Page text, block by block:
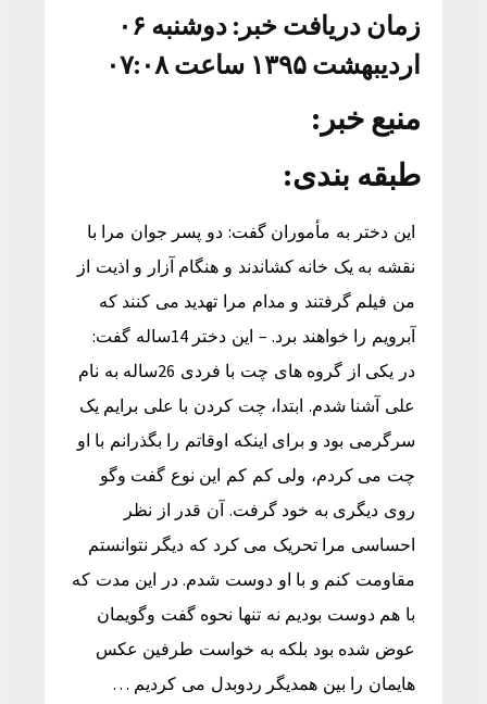
زمان دریافت خبر: دوشنبه ۰۶
اردیبهشت ۱۳۹۵ ساعت ۰۷:۰۸
منبع خبر:
طبقه بندی:
این دختر به مأموران گفت: دو پسر جوان مرا با
نقشه به یک خانه کشاندند و هنگام آزار و اذیت از
من فیلم گرفتند و مدام مرا تهدید می کنند که
آبرویم را خواهند برد. – این دختر 14ساله گفت:
در یکی از گروه های چت با فردی 26ساله به نام
علی آشنا شدم. ابتدا، چت کردن با علی برایم یک
سرگرمی بود و برای اینکه اوقاتم را بگذرانم با او
چت می کردم، ولی کم کم این نوع گفت وگو
روی دیگری به خود گرفت. آن قدر از نظر
احساسی مرا تحریک می کرد که دیگر نتوانستم
مقاومت کنم و با او دوست شدم. در این مدت که
با هم دوست بودیم نه تنها نحوه گفت وگویمان
عوض شده بود بلکه به خواست طرفین عکس
هایمان را بین همدیگر ردوبدل می کردیم …